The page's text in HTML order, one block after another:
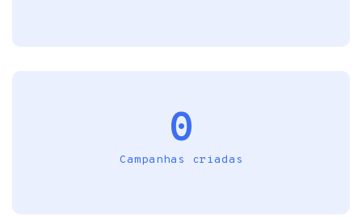
0
Campanhas criadas